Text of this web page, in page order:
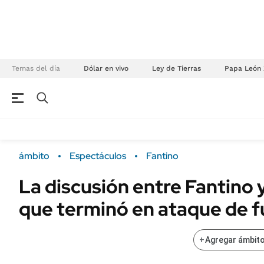
Temas del día Dólar en vivo Ley de Tierras Papa León
Campo
FINANZAS
Sustentabilidad
ENERGY REPORT
POLÍTICA
ámbito Espectáculos Fantino
La discusión entre Fantino
que terminó en ataque de
+Agregar